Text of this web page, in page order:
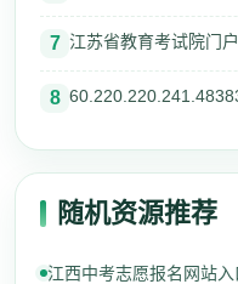
7 江苏省教育考试院门
8
随机资源推荐
江西中考志愿报名网站